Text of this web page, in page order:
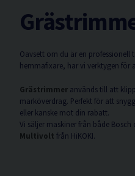
Oavsett om du är en professionell
hemmafixare, har vi verktygen för
Grästrimmer används till att
marköverdrag. Perfekt för att
eller kanske mot din rabatt.
Vi säljer maskiner från både Bosch
Multivolt från HiKOKI.